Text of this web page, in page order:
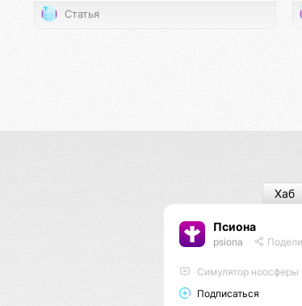
Статья
Псиона
psiona
Cимулятор ноосферы
Подписаться
Хаб